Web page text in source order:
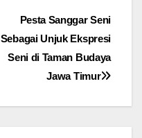
Pesta Sanggar Seni
Sebagai Unjuk Ekspresi
Seni di Taman Budaya
Jawa Timur